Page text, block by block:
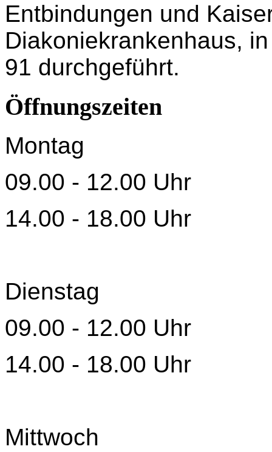
Entbindungen und
Diakoniekrankenhaus,
91 durchgeführt.
Öffnungszeiten
Montag
09.00 - 12.00 Uhr
14.00 - 18.00 Uhr
Dienstag
09.00 - 12.00 Uhr
14.00 - 18.00 Uhr
Mittwoch